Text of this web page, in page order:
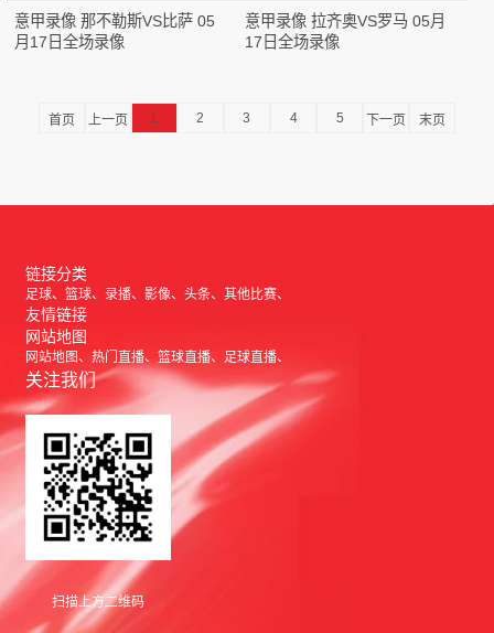
意甲录像 那不勒斯VS比萨 05
月17日全场录像
意甲录像 拉齐奥VS罗马 05月
17日全场录像
首页 上一页 1 2 3 4 5 下一页 末页
链接分类
足球 篮球 录播 影像 头条 其他比赛
友情链接
网站地图
网站地图 热门直播 篮球直播 足球直播
关注我们
扫描上方二维码